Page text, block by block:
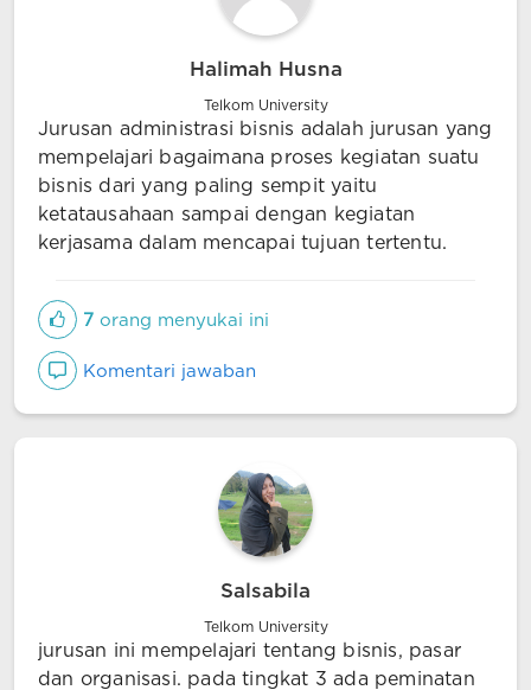
Halimah Husna
Telkom University
Jurusan administrasi bisnis adalah jurusan yang
mempelajari bagaimana proses kegiatan suatu
bisnis dari yang paling sempit yaitu
ketatausahaan sampai dengan kegiatan
kerjasama dalam mencapai tujuan tertentu.
7 orang menyukai ini
Komentari jawaban
Salsabila
Telkom University
jurusan ini mempelajari tentang bisnis, pasar
dan organisasi. pada tingkat 3 ada peminatan